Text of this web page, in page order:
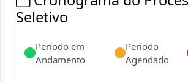
Seletivo
Período em
Andamento
Período
Agendado